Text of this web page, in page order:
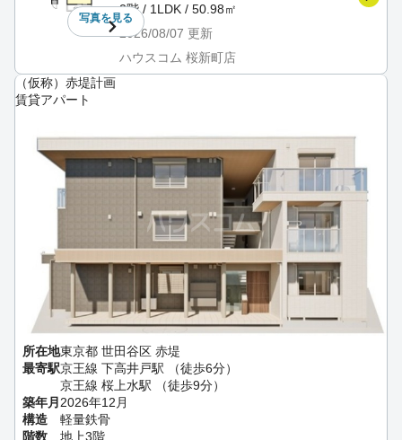
写真を見る
2階 / 1LDK / 50.98㎡
2026/08/07 更新
ハウスコム 桜新町店
（仮称）赤堤計画
賃貸アパート
所在地東京都 世田谷区 赤堤
最寄駅京王線 下高井戸駅 （徒歩6分）
京王線 桜上水駅 （徒歩9分）
築年月 2026年12月
構造
軽量鉄骨
階数
地上3階